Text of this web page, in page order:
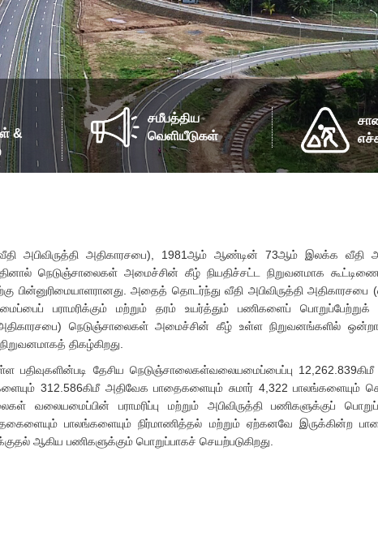
&
சமீபத்திய
வெளியீடுகள்
அபிவிருத்தி அதிகாரசபை), 1981ஆம் ஆண்டின் 73ஆம் இலக்க வீதி
நெடுஞ்சாலைகள் அமைச்சின் கீழ் நியதிச்சட்ட நிறுவனமாக
அதைத் தொடர்ந்து வீதி அபிவிருத்தி அதிகாரசபை
பராமரிக்கும் மற்றும் தரம் உயர்த்தும் பணிகளைப் பொறுப்பேற்றுக்
அதிகாரசபை) நெடுஞ்சாலைகள் அமைச்சின் கீழ் உள்ள நிறுவனங்களில்
திகழ்கிறது.
தேசிய நெடுஞ்சாலைகள்வலையமைப்பைப்பு 12,262.839கிமீ
312.586கிமீ அதிவேக பாதைகளையும் சுமார் 4,322 பாலங்களையும்
வலையமைப்பின் பராமரிப்பு மற்றும் அபிவிருத்தி பணிகளுக்குப்
பாலங்களையும் நிர்மாணித்தல் மற்றும் ஏற்கனவே இருக்கின்ற
ஆகிய பணிகளுக்கும் பொறுப்பாகச் செயற்படுகிறது.